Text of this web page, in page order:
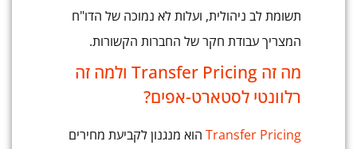
תשומת לב ניהולית, ועלות לא נמוכה של הדו"ח
המצריך עבודת חקר של החברות הקשורות.
מה זה Transfer Pricing ולמה זה
רלוונטי לסטארט-אפים?
Transfer Pricing הוא מנגנון לקביעת מחירים